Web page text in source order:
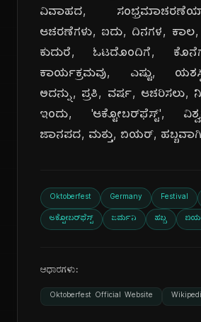
ವಿವಾಹದ,
ಆಚರಣೆಗಳು, ಐದು, ದಿನಗಳ, ಕಾಲ,
ಕುದುರೆ, ಓಟದೊಂದಿಗೆ,
ಕಾರ್ಯಕ್ರಮವು, ಎಷ್ಟು,
ಅದನ್ನು, ಪ್ರತಿ, ವರ್ಷ, ಆಚರಿಸಲು,
ಇಂದು, 'ಆಕ್ಟೋಬರ್‌ಫೆಸ್ಟ್',
ಜಾನಪದ, ಮತ್ತು, ಬಿಯರ್,
Oktoberfest Germany Festival
ಆಕ್ಟೋಬರ್‌ಫೆಸ್ಟ್ ಜರ್ಮನಿ ಹಬ್ಬ
ಆಧಾರಗಳು:
Oktoberfest Official Website